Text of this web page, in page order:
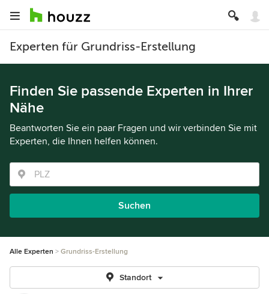
Experten für Grundriss-Erstellung
Finden Sie passende Experten in Ihrer
Nähe
Beantworten Sie ein paar Fragen und wir verbinden Sie mit
Experten, die Ihnen helfen können.
Suchen
Alle Experten Grundriss-Erstellung
Standort